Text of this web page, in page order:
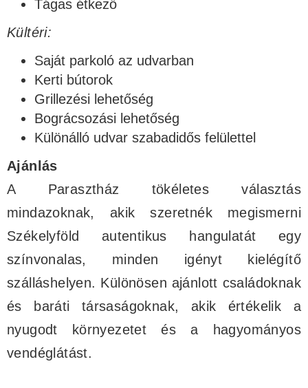
Tágas étkező
Kültéri:
Saját parkoló az udvarban
Kerti bútorok
Grillezési lehetőség
Bográcsozási lehetőség
Különálló udvar szabadidős felülettel
Ajánlás
A Parasztház tökéletes választás
mindazoknak, akik szeretnék megismerni
Székelyföld autentikus hangulatát egy
színvonalas, minden igényt kielégítő
szálláshelyen. Különösen ajánlott családoknak
és baráti társaságoknak, akik értékelik a
nyugodt környezetet és a hagyományos
vendéglátást.